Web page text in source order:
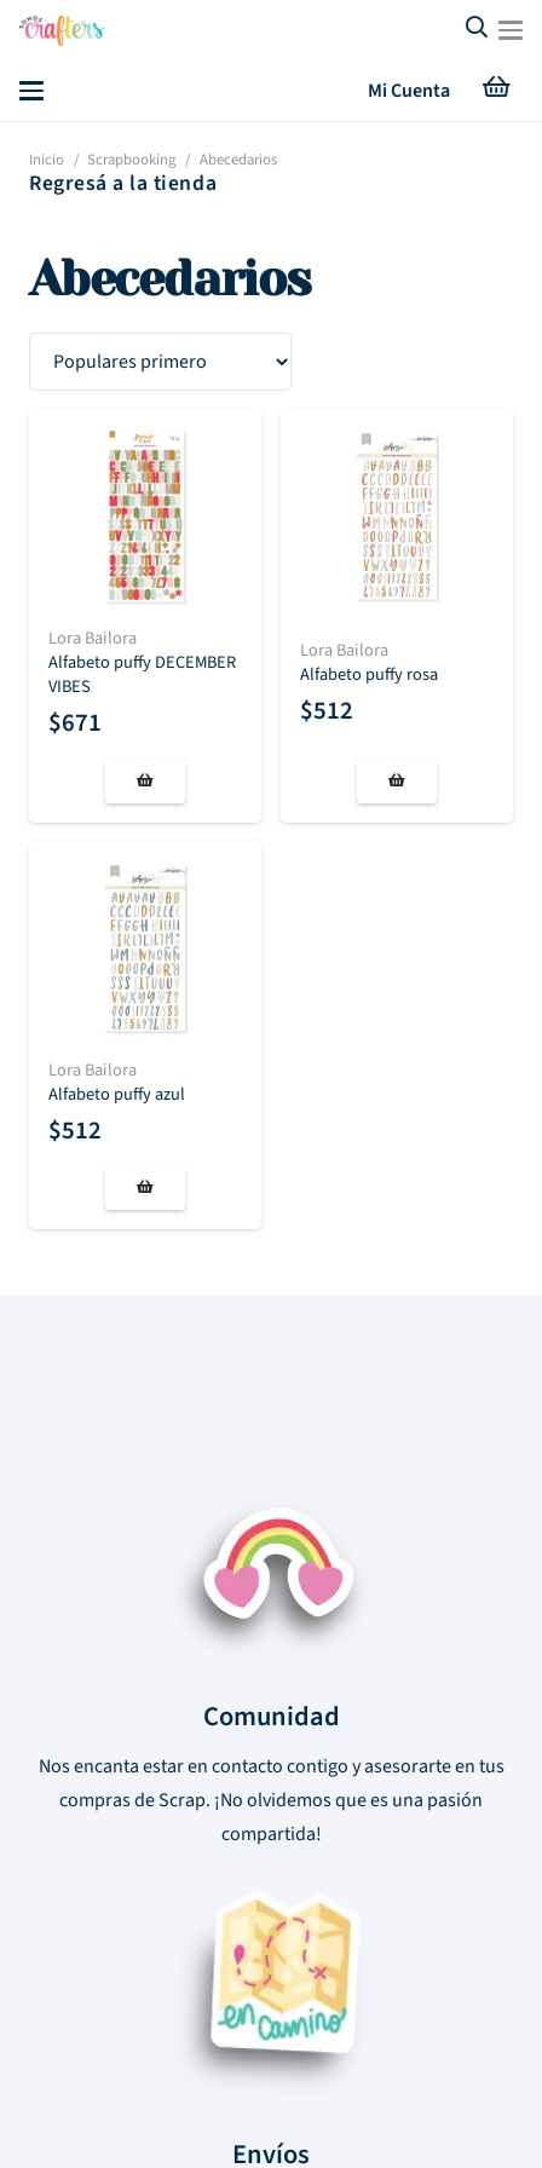
Mi Cuenta
Inicio / Scrapbooking / Abecedarios
Regresá a la tienda
Abecedarios
Lora Bailora
Alfabeto puffy DECEMBER
VIBES
$671
Lora Bailora
Alfabeto puffy rosa
$512
Lora Bailora
Alfabeto puffy azul
$512
Comunidad
Nos encanta estar en contacto contigo y asesorarte en tus
compras de Scrap. ¡No olvidemos que es una pasión
compartida!
Envíos